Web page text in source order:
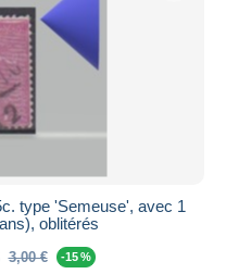
type 'Semeuse', avec 1
oblitérés
3,00 € -15 %